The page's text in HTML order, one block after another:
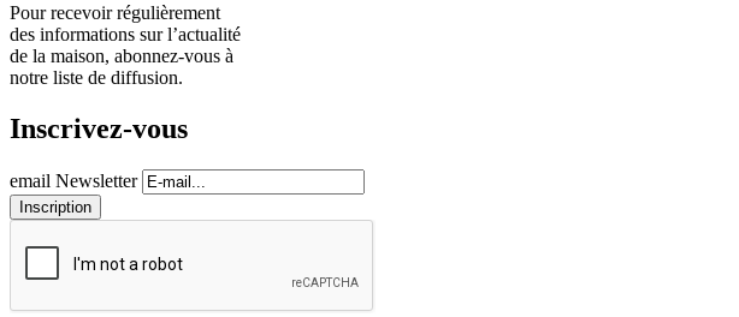
Pour recevoir régulièrement
des informations sur l’actualité
de la maison, abonnez-vous à
notre liste de diffusion.
Inscrivez-vous
email Newsletter